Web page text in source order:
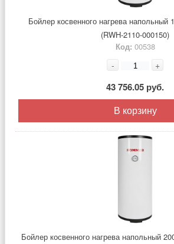
Бойлер косвенного нагрева напольный
(RWH-2110-000150)
Код: 00538
- +
43 756.05 руб.
В корзину
Бойлер косвенного нагрева напольный